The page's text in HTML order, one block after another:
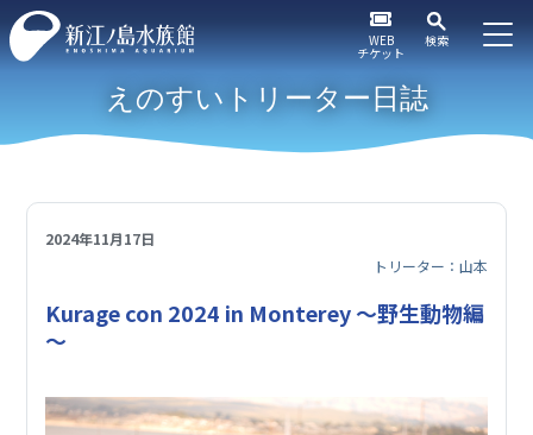
WEB
チケット
検索
えのすいトリーター日誌
2024年11月17日
トリーター：山本
Kurage con 2024 in Monterey ～野生動物編
～